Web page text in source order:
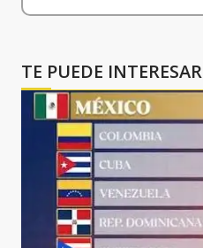
TE PUEDE INTERESAR